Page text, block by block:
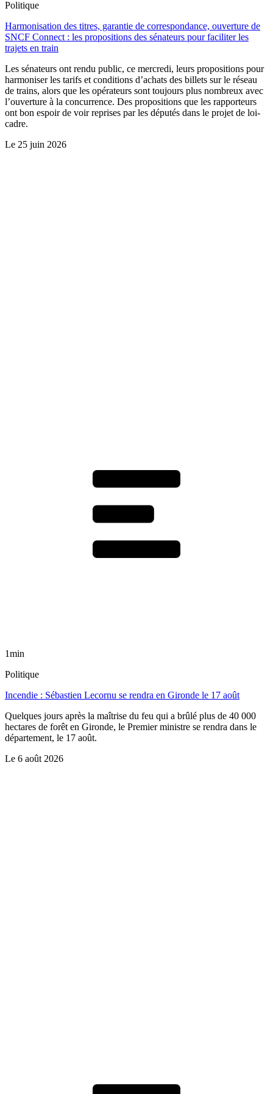
Politique
Harmonisation des titres, garantie de correspondance, ouverture de
SNCF Connect : les propositions des sénateurs pour faciliter les
trajets en train
Les sénateurs ont rendu public, ce mercredi, leurs propositions pour
harmoniser les tarifs et conditions d’achats des billets sur le réseau
de trains, alors que les opérateurs sont toujours plus nombreux avec
l’ouverture à la concurrence. Des propositions que les rapporteurs
ont bon espoir de voir reprises par les députés dans le projet de loi-
cadre.
Le 25 juin 2026
1min
Politique
Incendie : Sébastien Lecornu se rendra en Gironde le 17 août
Quelques jours après la maîtrise du feu qui a brûlé plus de 40 000
hectares de forêt en Gironde, le Premier ministre se rendra dans le
département, le 17 août.
Le 6 août 2026